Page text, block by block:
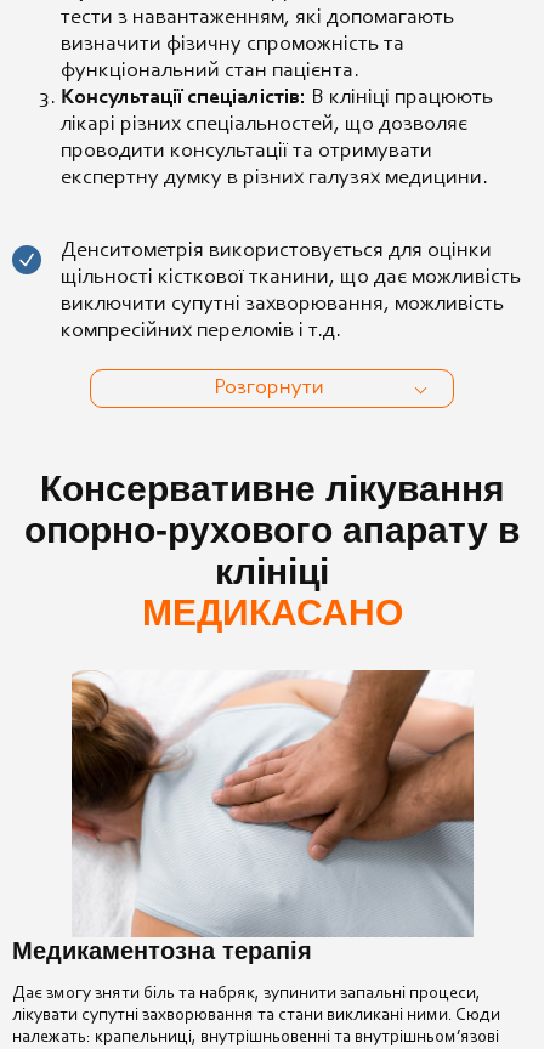
тести з навантаженням, які допомагають
визначити фізичну спроможність та
функціональний стан пацієнта.
Консультації спеціалістів: В клініці працюють
лікарі різних спеціальностей, що дозволяє
проводити консультації та отримувати
експертну думку в різних галузях медицини.
Денситометрія використовується для оцінки
щільності кісткової тканини, що дає можливість
виключити супутні захворювання, можливість
компресійних переломів і т.д.
Розгорнути
Консервативне лікування
опорно-рухового апарату в
клініці
МЕДИКАСАНО
Медикаментозна терапія
Дає змогу зняти біль та набряк, зупинити запальні процеси,
лікувати супутні захворювання та стани викликані ними. Сюди
належать: крапельниці, внутрішньовенні та внутрішньом’язові